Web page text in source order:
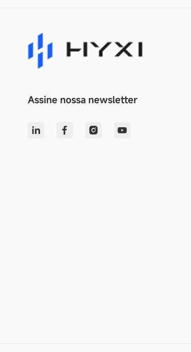
Assine nossa newsletter